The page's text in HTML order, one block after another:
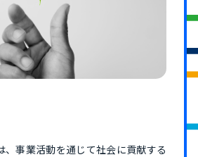
、事業活動を通じて社会に貢献する